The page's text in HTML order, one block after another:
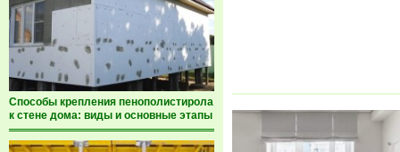
Способы крепления пенополистирола
к стене дома: виды и основные этапы